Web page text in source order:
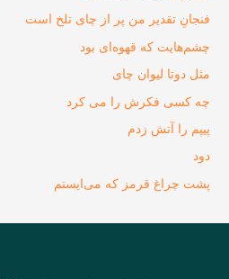
فنجانِ تقدیر من پر از چای تلخ است
چشم‌هایت که قهوه‌ای بود
مثل دوتا لیوان چای
چه کسی فکرش را می‌ کرد
پیپم را آتش زدم
دود
پشت چراغ قرمز که می‌ایستم